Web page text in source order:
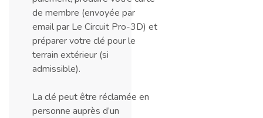
de membre (envoyée par
email par Le Circuit Pro-3D) et
préparer votre clé pour le
terrain extérieur (si
admissible).
La clé peut être réclamée en
personne auprès d’un